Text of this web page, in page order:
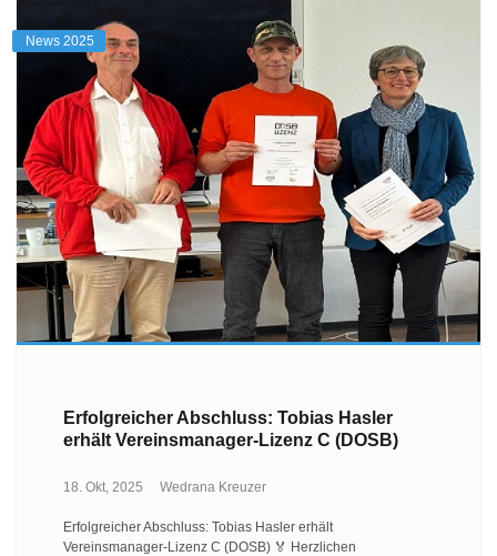
News 2025
Erfolgreicher Abschluss: Tobias Hasler
erhält Vereinsmanager-Lizenz C (DOSB)
18. Okt, 2025 Wedrana Kreuzer
Erfolgreicher Abschluss: Tobias Hasler erhält
Vereinsmanager-Lizenz C (DOSB) 🏅 Herzlichen